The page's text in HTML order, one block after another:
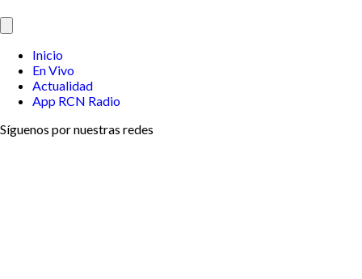
Inicio
En Vivo
Actualidad
App RCN Radio
Síguenos por nuestras redes